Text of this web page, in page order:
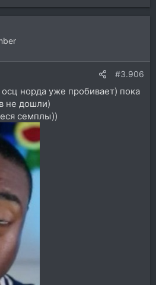
#3.906
норда уже пробивает) пока
не дошли)
семплы))